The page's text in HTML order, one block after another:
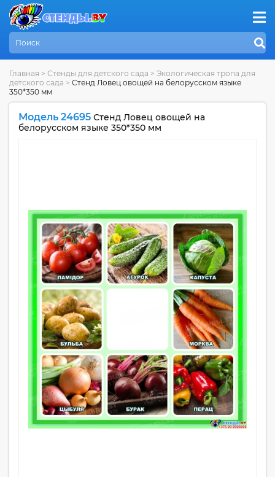
Главная > Стенды для детского сада > Экологическая тропа для
детского сада > Стенд Ловец овощей на белорусском языке
350*350 мм
Модель 24695 Стенд Ловец овощей на
белорусском языке 350*350 мм